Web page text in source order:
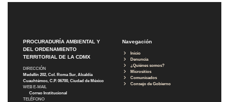
PROCURADURÍA AMBIENTAL Y
DEL ORDENAMIENTO
TERRITORIAL DE LA CDMX
DIRECCIÓN
Medellín 202, Col. Roma Sur, Alcaldía
Cuauhtémoc, C.P. 06700, Ciudad de México
WEB E-MAIL
Correo Institucional
TELÉFONO
Navegación
Inicio
Denuncia
¿Quiénes somos?
Micrositios
Comunicados
Consejo de Gobierno